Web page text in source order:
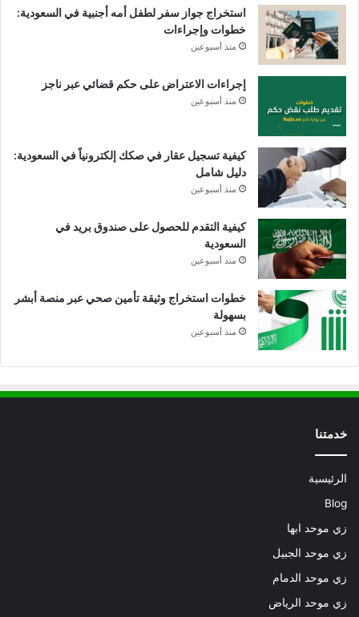
استخراج جواز سفر لطفل أمه أجنبية في السعودية:
خطوات وإجراءات
منذ أسبوعين
إجراءات الاعتراض على حكم قضائي عبر ناجز
منذ أسبوعين
كيفية تسجيل عقار في صكك إلكترونياً في السعودية:
دليل شامل
منذ أسبوعين
كيفية التقدم للحصول على صندوق بريد في
السعودية
منذ أسبوعين
خطوات استخراج وثيقة تأمين صحي عبر منصة أبشر
بسهولة
منذ أسبوعين
خدمتنا
الرئيسية
Blog
زي موحد ابها
زي موحد الجبيل
زي موحد الدمام
زي موحد الرياض